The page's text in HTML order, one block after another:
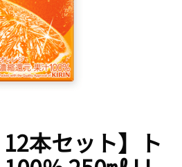
12本セット】ト